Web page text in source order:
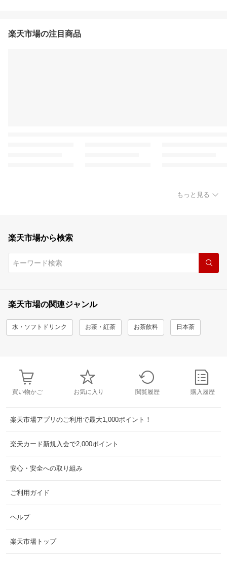
楽天市場の注目商品
もっと見る
楽天市場から検索
楽天市場の関連ジャンル
水・ソフトドリンク お茶・紅茶 お茶飲料 日本茶
買い物かご お気に入り 閲覧履歴 購入履歴
楽天市場アプリのご利用で最大1,000ポイント！
楽天カード新規入会で2,000ポイント
安心・安全への取り組み
ご利用ガイド
ヘルプ
楽天市場トップ